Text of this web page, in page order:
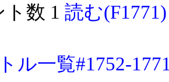
数 1 読む(F1771)
ル一覧#1752-